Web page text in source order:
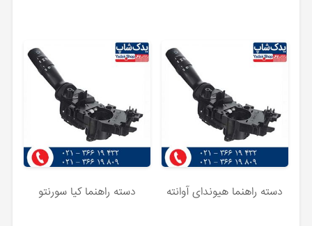
دسته راهنما هیوندای آوانته دسته راهنما کیا سورنتو